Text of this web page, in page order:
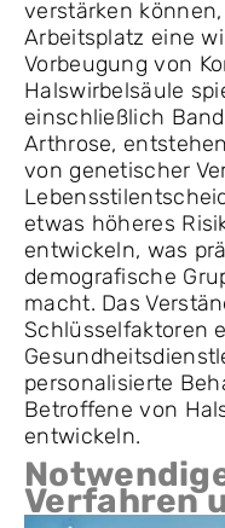
verstärken
Arbeitsplatz eine
Vorbeugung von
Halswirbelsäule
einschließlich
Arthrose,
von genetischer
etwas höheres
entwickeln, was
demografische
macht. Das
Schlüsselfaktoren
personalisierte
Betroffene von
entwickeln.
Verfahren